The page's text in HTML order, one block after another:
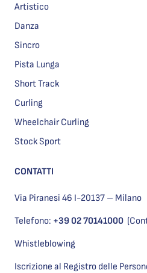
Artistico
Danza
Sincro
Pista Lunga
Short Track
Curling
Wheelchair Curling
Stock Sport
CONTATTI
Via Piranesi 46 I-20137 – Milano
Telefono: +39 02 70141000
Whistleblowing
Iscrizione al Registro delle